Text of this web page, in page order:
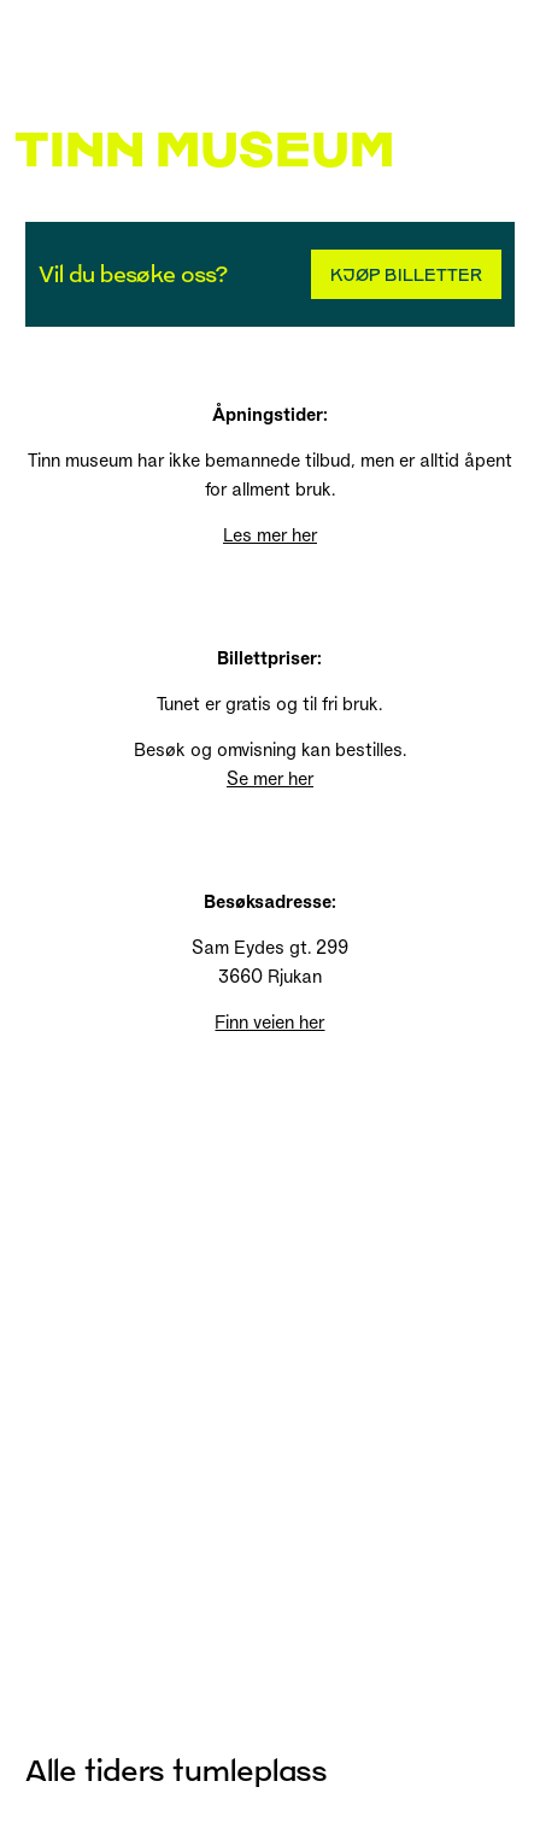
TINN MUSEUM
Vil du besøke oss? KJØP BILLETTER
Åpningstider:
Tinn museum har ikke bemannede tilbud, men er alltid åpent
for allment bruk.
Les mer her
Billettpriser:
Tunet er gratis og til fri bruk.
Besøk og omvisning kan bestilles.
Se mer her
Besøksadresse:
Sam Eydes gt. 299
3660 Rjukan
Finn veien her
Alle tiders tumleplass